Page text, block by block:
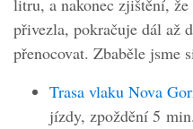
litru, a nakonec zjištění, že
přivezla, pokračuje dál až
přenocovat. Zbaběle jsme
Trasa vlaku Nova
jízdy, zpoždění 5